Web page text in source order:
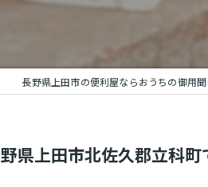
長野県上田市の便利屋ならおうちの御用
県上田市北佐久郡立科町